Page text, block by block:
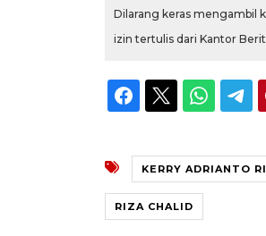
Dilarang keras mengambil
izin tertulis dari Kantor
KERRY ADRIANTO
RIZA CHALID